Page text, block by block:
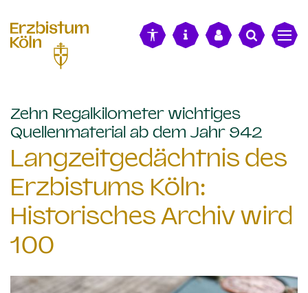
Zehn Regalkilometer wichtiges
Quellenmaterial ab dem Jahr 942
Langzeitgedächtnis des
Erzbistums Köln:
Historisches Archiv wird
100